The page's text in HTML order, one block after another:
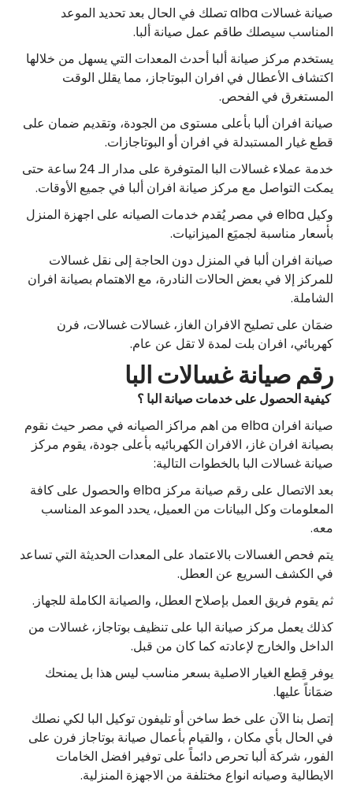
صيانة غسالات alba تصلك في الحال بعد تحديد الموعد
المناسب سيصلك طاقم عمل صيانة ألبا.
يستخدم مركز صيانة ألبا أحدث المعدات التي يسهل من خلالها
اكتشاف الأعطال في افران البوتاجاز، مما يقلل الوقت
المستغرق في الفحص.
صيانة افران ألبا بأعلى مستوى من الجودة، وتقديم ضمان على
قطع غيار المستبدلة في افران أو البوتاجازات.
خدمة عملاء غسالات البا المتوفرة على مدار الـ 24 ساعة حتى
يمكت التواصل مع مركز صيانة افران ألبا في جميع الأوقات.
وكيل elba في مصر يُقدم خدمات الصيانه على اجهزة المنزل
بأسعار مناسبة لجميَع الميزانيات.
صيانة افران ألبا في المنزل دون الحاجة إلى نقل غسالات
للمركز إلا في بعض الحالات النادرة، مع الاهتمام بصيانة افران
الشاملة.
ضمَان على تصليح الافران الغاز، غسالات غسالات، فرن
كهربائي، افران بلت لمدة لا تقل عن عام.
رقم صيانة غسالات البا
كيفية الحصول على خدمات صيانة البا ؟
صيانة افران elba من اهم مراكز الصيانه في مصر حيث نقوم
بصيانة افران غاز، الافران الكهربائيه بأعلى جودة، يقوم مركز
صيانة غسالات البا بالخطوات التالية:
بعد الاتصال على رقم صيانة مركز elba والحصول على كافة
المعلومات وكل البيانات من العميل، يحدد الموعد المناسب
معه.
يتم فحص الغسالات بالاعتماد على المعدات الحديثة التي تساعد
في الكشف السريع عن العطل.
ثم يقوم فريق العمل بإصلاح العطل، والصيانة الكاملة للجهاز.
كذلك يعمل مركز صيانة البا على تنظيف بوتاجاز، غسالات من
الداخل والخارج لإعادته كما كان من قبل.
يوفر قِطع الغيار الاصلية بسعر مناسب ليس هذا بل يمنحك
ضمَاناً عليها.
إتصل بنا الآن على خط ساخن أو تليفون توكيل البا لكي نصلك
في الحال بأي مكان ، والقيام بأعمال صيانة بوتاجاز فرن على
الفور، شركة ألبا تحرص دائماً على توفير افضل الخامات
الايطالية وصيانه انواع مختلفة من الاجهزة المنزلية.